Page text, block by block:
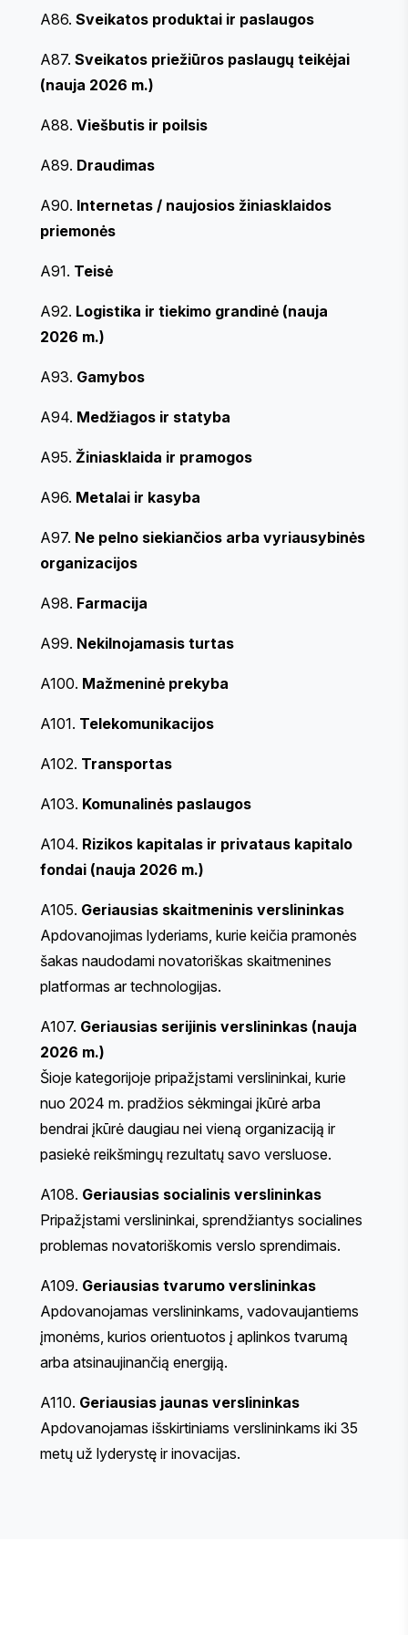
A86. Sveikatos produktai ir paslaugos
A87. Sveikatos priežiūros paslaugų teikėjai
(nauja 2026 m.)
A88. Viešbutis ir poilsis
A89. Draudimas
A90. Internetas / naujosios žiniasklaidos
priemonės
A91. Teisė
A92. Logistika ir tiekimo grandinė (nauja
2026 m.)
A93. Gamybos
A94. Medžiagos ir statyba
A95. Žiniasklaida ir pramogos
A96. Metalai ir kasyba
A97. Ne pelno siekiančios arba vyriausybinės
organizacijos
A98. Farmacija
A99. Nekilnojamasis turtas
A100. Mažmeninė prekyba
A101. Telekomunikacijos
A102. Transportas
A103. Komunalinės paslaugos
A104. Rizikos kapitalas ir privataus kapitalo
fondai (nauja 2026 m.)
A105. Geriausias skaitmeninis verslininkas
Apdovanojimas lyderiams, kurie keičia pramonės
šakas naudodami novatoriškas skaitmenines
platformas ar technologijas.
A107. Geriausias serijinis verslininkas (nauja
2026 m.)
Šioje kategorijoje pripažįstami verslininkai, kurie
nuo 2024 m. pradžios sėkmingai įkūrė arba
bendrai įkūrė daugiau nei vieną organizaciją ir
pasiekė reikšmingų rezultatų savo versluose.
A108. Geriausias socialinis verslininkas
Pripažįstami verslininkai, sprendžiantys socialines
problemas novatoriškomis verslo sprendimais.
A109. Geriausias tvarumo verslininkas
Apdovanojamas verslininkams, vadovaujantiems
įmonėms, kurios orientuotos į aplinkos tvarumą
arba atsinaujinančią energiją.
A110. Geriausias jaunas verslininkas
Apdovanojamas išskirtiniams verslininkams iki 35
metų už lyderystę ir inovacijas.